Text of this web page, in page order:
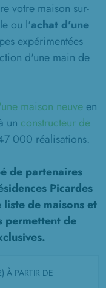
votre maison sur-
ou l'achat d'une
expérimentées
d'une main de
maison neuve en
un constructeur de
000 réalisations.
de partenaires
Picardes
liste de maisons et
permettent de
À PARTIR DE